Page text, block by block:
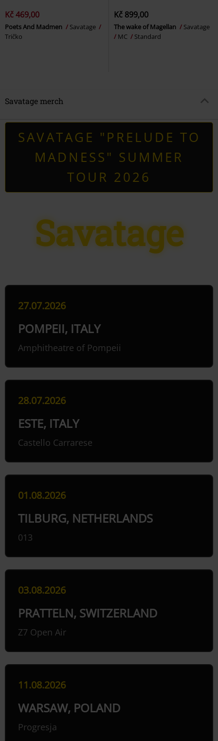
Kč 469,00
Poets And Madmen
Savatage
Tričko
Kč 899,00
The wake of Magellan
Savatage
MC
Standard
Savatage merch
SAVATAGE "PRELUDE TO
MADNESS" SUMMER
TOUR 2026
Savatage
27.07.2026
POMPEII, ITALY
Amphitheatre of Pompeii
28.07.2026
ESTE, ITALY
Castello Carrarese
01.08.2026
TILBURG, NETHERLANDS
013
03.08.2026
PRATTELN, SWITZERLAND
Z7 Open Air
11.08.2026
WARSAW, POLAND
Progresja